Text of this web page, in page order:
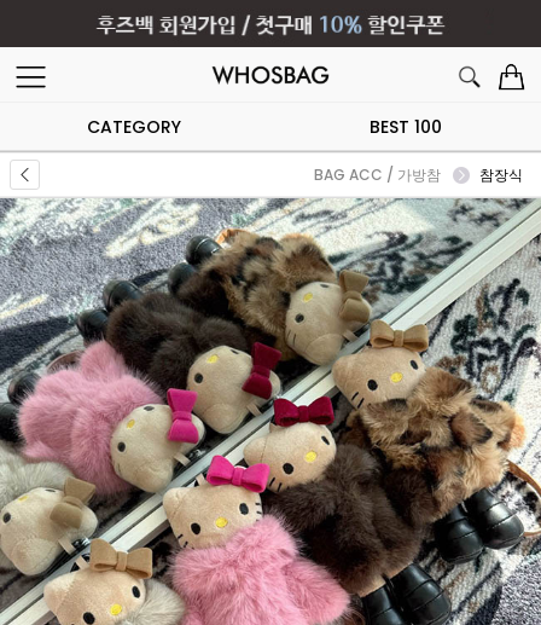
CATEGORY BEST 100
BAG ACC / 가방참 참장식